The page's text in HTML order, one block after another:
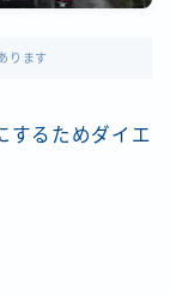
ります
するためダイエ